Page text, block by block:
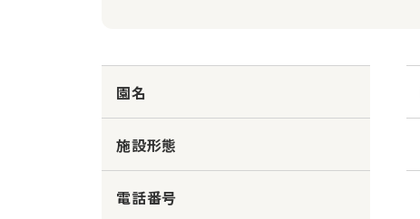
園名
施設形態
電話番号